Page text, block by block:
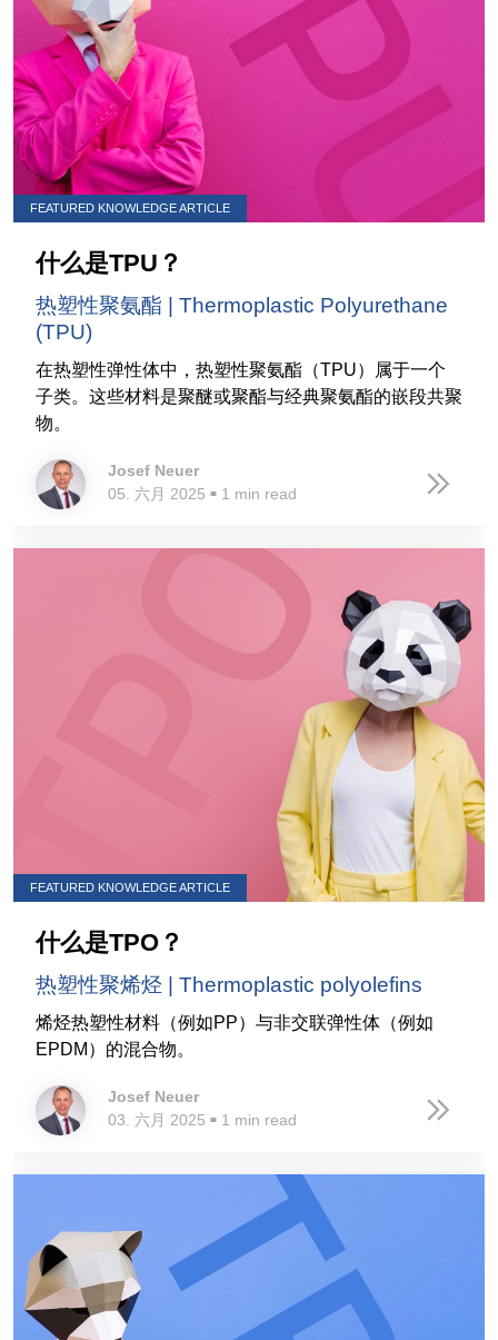
FEATURED KNOWLEDGE ARTICLE
什么是TPU？
热塑性聚氨酯 | Thermoplastic Polyurethane
(TPU)
在热塑性弹性体中，热塑性聚氨酯（TPU）属于一个
子类。这些材料是聚醚或聚酯与经典聚氨酯的嵌段共聚
物。
Josef Neuer
05. 六月 2025 ■ 1 min read
FEATURED KNOWLEDGE ARTICLE
什么是TPO？
热塑性聚烯烃 | Thermoplastic polyolefins
烯烃热塑性材料（例如PP）与非交联弹性体（例如
EPDM）的混合物。
Josef Neuer
03. 六月 2025 ■ 1 min read